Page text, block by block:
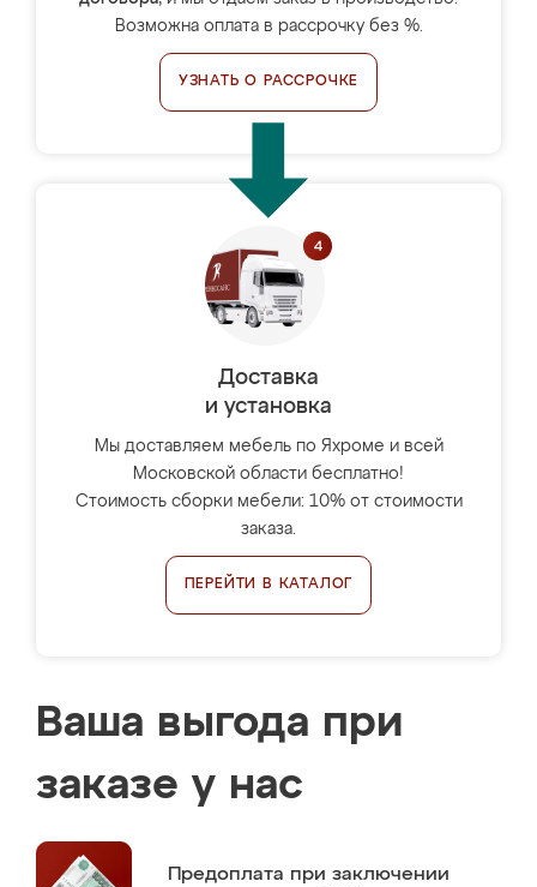
Возможна оплата в рассрочку без %.
УЗНАТЬ О РАССРОЧКЕ
Доставка
и установка
Мы доставляем мебель по Яхроме и всей
Московской области бесплатно!
Стоимость сборки мебели: 10% от стоимости
заказа.
ПЕРЕЙТИ В КАТАЛОГ
Ваша выгода при
заказе у нас
Предоплата при заключении